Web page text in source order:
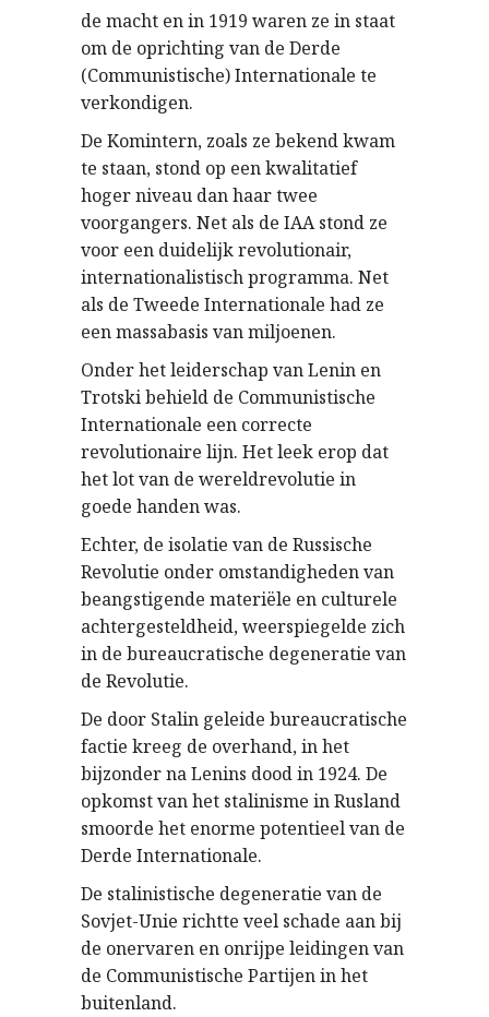
de macht en in 1919 waren ze in staat
om de oprichting van de Derde
(Communistische) Internationale te
verkondigen.
De Komintern, zoals ze bekend kwam
te staan, stond op een kwalitatief
hoger niveau dan haar twee
voorgangers. Net als de IAA stond ze
voor een duidelijk revolutionair,
internationalistisch programma. Net
als de Tweede Internationale had ze
een massabasis van miljoenen.
Onder het leiderschap van Lenin en
Trotski behield de Communistische
Internationale een correcte
revolutionaire lijn. Het leek erop dat
het lot van de wereldrevolutie in
goede handen was.
Echter, de isolatie van de Russische
Revolutie onder omstandigheden van
beangstigende materiële en culturele
achtergesteldheid, weerspiegelde zich
in de bureaucratische degeneratie van
de Revolutie.
De door Stalin geleide bureaucratische
factie kreeg de overhand, in het
bijzonder na Lenins dood in 1924. De
opkomst van het stalinisme in Rusland
smoorde het enorme potentieel van de
Derde Internationale.
De stalinistische degeneratie van de
Sovjet-Unie richtte veel schade aan bij
de onervaren en onrijpe leidingen van
de Communistische Partijen in het
buitenland.